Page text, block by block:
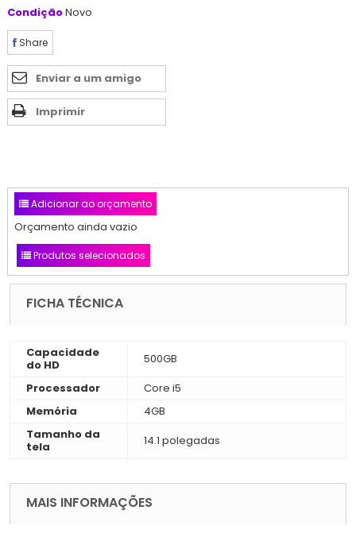
CondiçãoNovo
Share
Enviar a um amigo
Imprimir
Adicionar ao orçamento
Orçamento ainda vazio
Produtos selecionados
FICHA TÉCNICA
Capacidade
do HD
500GB
Processador
Core i5
Memória
4GB
Tamanho da
tela
14.1 polegadas
MAIS INFORMAÇÕES